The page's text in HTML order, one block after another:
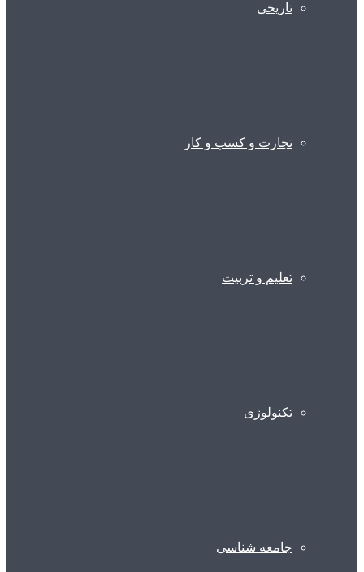
تاریخی
تجارت و کسب و کار
تعلیم و تربیت
تکنولوژی
جامعه شناسی